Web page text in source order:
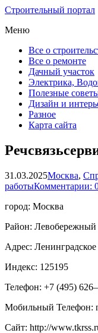
Строительный портал
Меню
Все о
Все о ремонте
Дачный участок
Электрика,
Полезные
Дизайн и
Разное
Карта сайта
31.03.2025Москва,
работыКомментарии:
город: Москва
Район: Левобережный
Адрес:
Индекс: 125195
Телефон: +7 (495)
Мобильный Телефон:
Сайт: http://